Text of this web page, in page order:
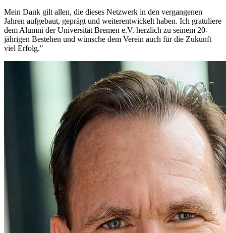
Mein Dank gilt allen, die dieses Netzwerk in den vergangenen
Jahren aufgebaut, geprägt und weiterentwickelt haben. Ich gratuliere
dem Alumni der Universität Bremen e.V. herzlich zu seinem 20-
jährigen Bestehen und wünsche dem Verein auch für die Zukunft
viel Erfolg."